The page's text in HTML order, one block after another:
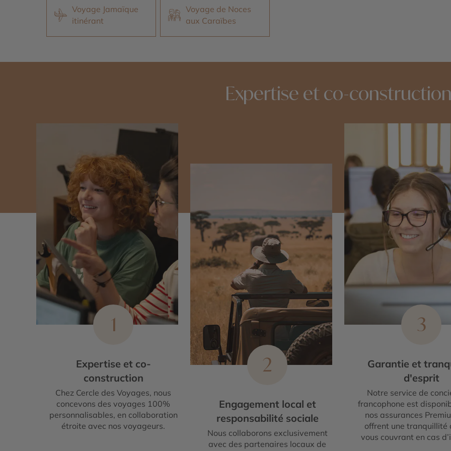
Voyage Jamaïque
itinérant
Voyage de Noces
aux Caraïbes
Expertise et co-
1
Expertise et co-
construction
Chez Cercle des Voyages, nous
concevons des voyages 100%
personnalisables, en collaboration
étroite avec nos voyageurs.
2
Engagement local et
responsabilité sociale
Nous collaborons exclusivement
avec des partenaires locaux de
3
Garantie et
d'esprit
Notre service de
francophone est
nos assurances
offrent une tranquillité
vous couvrant en cas